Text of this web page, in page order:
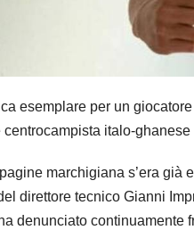
esemplare per un
centrocampista italo-
marchigiana s’era già
direttore tecnico Gianni
denunciato continuamente